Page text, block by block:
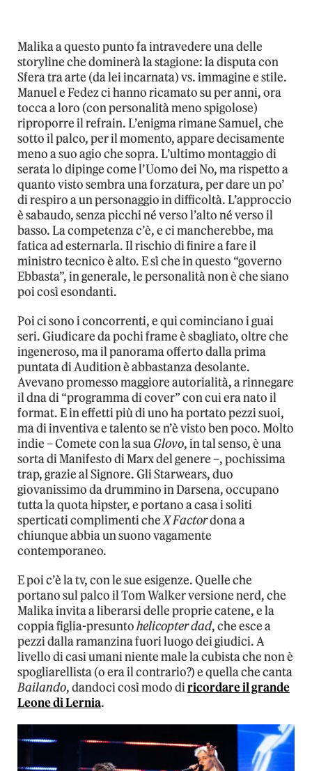
Malika a questo punto fa intravedere una delle
storyline che dominerà la stagione: la disputa con
Sfera tra arte (da lei incarnata) vs. immagine e stile.
Manuel e Fedez ci hanno ricamato su per anni, ora
tocca a loro (con personalità meno spigolose)
riproporre il refrain. L’enigma rimane Samuel, che
sotto il palco, per il momento, appare decisamente
meno a suo agio che sopra. L’ultimo montaggio di
serata lo dipinge come l’Uomo dei No, ma rispetto a
quanto visto sembra una forzatura, per dare un po’
di respiro a un personaggio in difficoltà. L’approccio
è sabaudo, senza picchi né verso l’alto né verso il
basso. La competenza c’è, e ci mancherebbe, ma
fatica ad esternarla. Il rischio di finire a fare il
ministro tecnico è alto. E sì che in questo “governo
Ebbasta”, in generale, le personalità non è che siano
poi così esondanti.
Poi ci sono i concorrenti, e qui cominciano i guai
seri. Giudicare da pochi frame è sbagliato, oltre che
ingeneroso, ma il panorama offerto dalla prima
puntata di Audition è abbastanza desolante.
Avevano promesso maggiore autorialità, a rinnegare
il dna di “programma di cover” con cui era nato il
format. E in effetti più di uno ha portato pezzi suoi,
ma di inventiva e talento se n’è visto ben poco. Molto
indie – Comete con la suaGlovo, in tal senso, è una
sorta di Manifesto di Marx del genere –, pochissima
trap, grazie al Signore. Gli Starwears, duo
giovanissimo da drummino in Darsena, occupano
tutta la quota hipster, e portano a casa i soliti
sperticati complimenti cheX Factordona a
chiunque abbia un suono vagamente
contemporaneo.
E poi c’è la tv, con le sue esigenze. Quelle che
portano sul palco il Tom Walker versione nerd, che
Malika invita a liberarsi delle proprie catene, e la
coppia figlia-presuntohelicopter dad, che esce a
pezzi dalla ramanzina fuori luogo dei giudici. A
livello di casi umani niente male la cubista che non è
spogliarellista (o era il contrario?) e quella che canta
Bailando, dandoci così modo diricordare il grande
Leone di Lernia.